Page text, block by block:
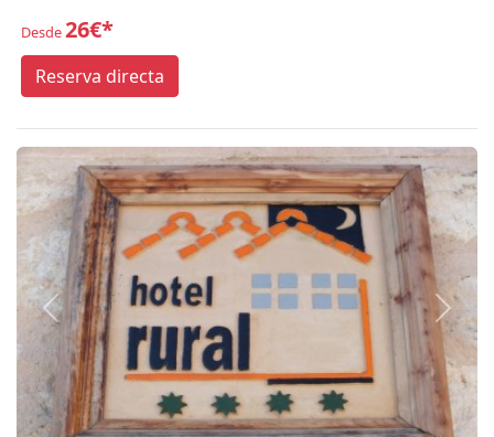
Desde26€*
Reserva directa
Anterior